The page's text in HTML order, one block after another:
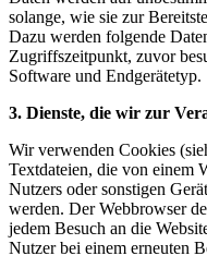
solange, wie sie zur
Dazu werden folgende
Zugriffszeitpunkt, zuvor
Software und Endgerätetyp.
3. Dienste, die wir zur
Wir verwenden Cookies
Textdateien, die von einem
Nutzers oder sonstigen
werden. Der Webbrowser
jedem Besuch an die
Nutzer bei einem erneuten